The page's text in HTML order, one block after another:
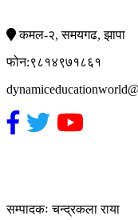
कमल-२, समयगढ, झापा
फोन:९८१४९७१८६१
सम्पादकः चन्द्रकला राया